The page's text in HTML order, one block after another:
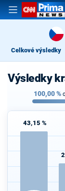
Celkové výsledky
Výsledky
100,00%
43,15 %